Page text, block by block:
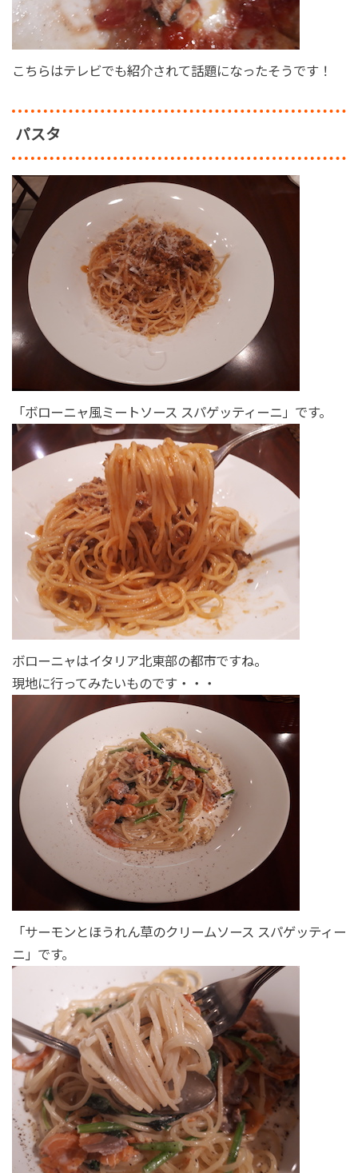
こちらはテレビでも紹介されて話題になったそうです！
パスタ
「ボローニャ風ミートソース スパゲッティーニ」です。
ボローニャはイタリア北東部の都市ですね。
現地に行ってみたいものです・・・
「サーモンとほうれん草のクリームソース スパゲッティー
ニ」です。